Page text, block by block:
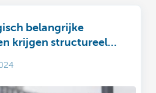
belangrijke
krijgen structureel